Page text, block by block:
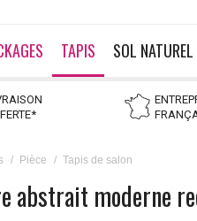
TAPIS SOL NATUREL
/ Pièce / Tapis de salon
abstrait moderne